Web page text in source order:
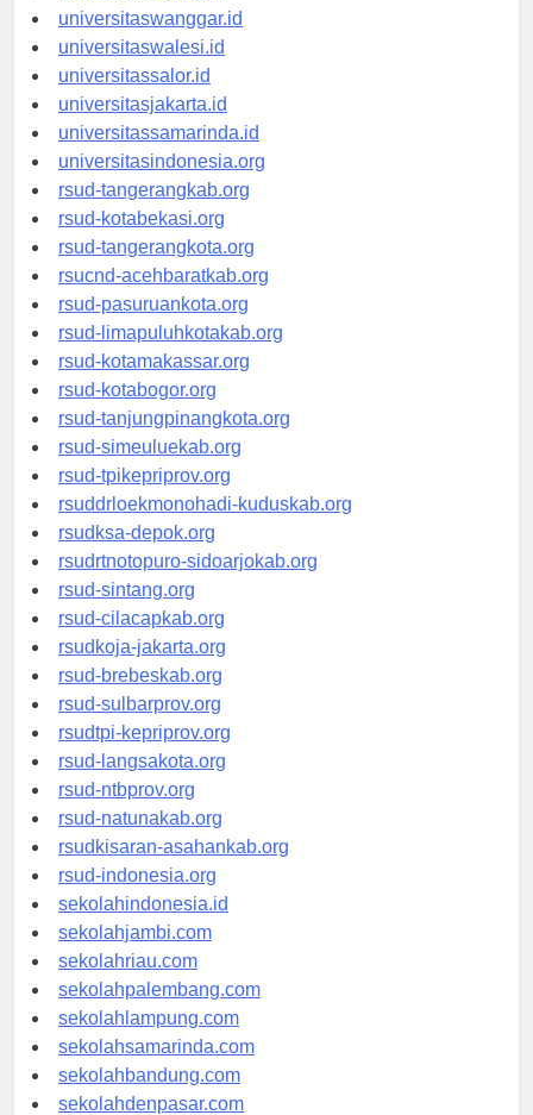
universitassorong.id
universitaswanggar.id
universitaswalesi.id
universitassalor.id
universitasjakarta.id
universitassamarinda.id
universitasindonesia.org
rsud-tangerangkab.org
rsud-kotabekasi.org
rsud-tangerangkota.org
rsucnd-acehbaratkab.org
rsud-pasuruankota.org
rsud-limapuluhkotakab.org
rsud-kotamakassar.org
rsud-kotabogor.org
rsud-tanjungpinangkota.org
rsud-simeuluekab.org
rsud-tpikepriprov.org
rsuddrloekmonohadi-kuduskab.org
rsudksa-depok.org
rsudrtnotopuro-sidoarjokab.org
rsud-sintang.org
rsud-cilacapkab.org
rsudkoja-jakarta.org
rsud-brebeskab.org
rsud-sulbarprov.org
rsudtpi-kepriprov.org
rsud-langsakota.org
rsud-ntbprov.org
rsud-natunakab.org
rsudkisaran-asahankab.org
rsud-indonesia.org
sekolahindonesia.id
sekolahjambi.com
sekolahriau.com
sekolahpalembang.com
sekolahlampung.com
sekolahsamarinda.com
sekolahbandung.com